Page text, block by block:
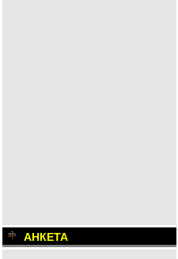
АНКЕТА